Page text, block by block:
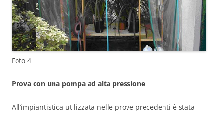
Foto 4
Prova con una pompa ad alta pressione
All’impiantistica utilizzata nelle prove precedenti è stata